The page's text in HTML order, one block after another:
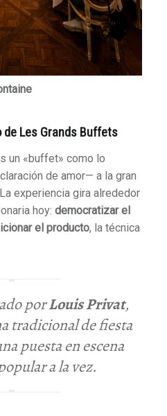
Les Grands Buffets
un «buffet» como lo
de amor— a la gran
experiencia gira alrededor
hoy: democratizar el
el producto, la técnica
porLouis Privat,
tradicional de fiesta
puesta en escena
a la vez.